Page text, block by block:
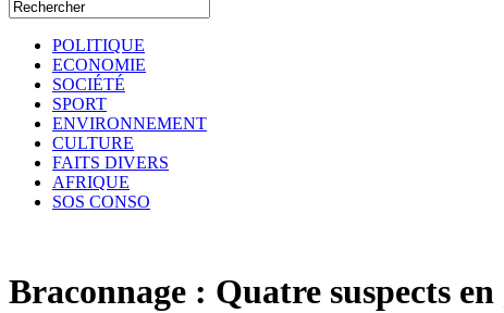
POLITIQUE
ECONOMIE
SOCIÉTÉ
SPORT
ENVIRONNEMENT
CULTURE
FAITS DIVERS
AFRIQUE
SOS CONSO
Braconnage : Quatre suspects